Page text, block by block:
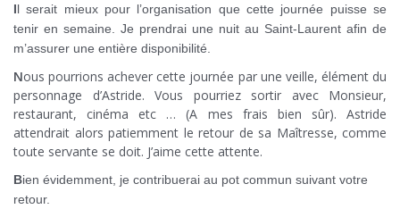
Il serait mieux pour l’organisation que cette journée puisse se
tenir en semaine. Je prendrai une nuit au Saint-Laurent afin de
m’assurer une entière disponibilité.
Nous pourrions achever cette journée par une veille, élément du
personnage d’Astride. Vous pourriez sortir avec Monsieur,
restaurant, cinéma etc … (A mes frais bien sûr). Astride
attendrait alors patiemment le retour de sa Maîtresse, comme
toute servante se doit. J’aime cette attente.
Bien évidemment, je contribuerai au pot commun suivant votre
retour.